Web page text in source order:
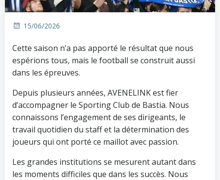
15/06/2026
Cette saison n’a pas apporté le résultat que nous
espérions tous, mais le football se construit aussi
dans les épreuves.
Depuis plusieurs années, AVENELINK est fier
d’accompagner le Sporting Club de Bastia. Nous
connaissons l’engagement de ses dirigeants, le
travail quotidien du staff et la détermination des
joueurs qui ont porté ce maillot avec passion.
Les grandes institutions se mesurent autant dans
les moments difficiles que dans les succès. Nous